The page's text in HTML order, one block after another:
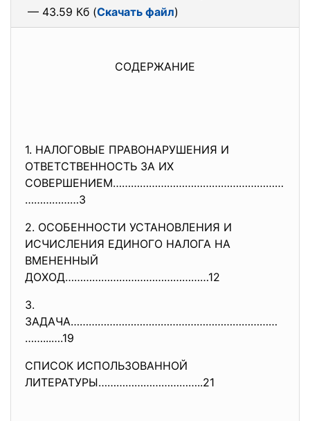
— 43.59 Кб (Скачать файл)
СОДЕРЖАНИЕ
1. НАЛОГОВЫЕ ПРАВОНАРУШЕНИЯ И
ОТВЕТСТВЕННОСТЬ ЗА ИХ
СОВЕРШЕНИЕМ…………………………………………………
………………3
2. ОСОБЕННОСТИ УСТАНОВЛЕНИЯ И
ИСЧИСЛЕНИЯ ЕДИНОГО НАЛОГА НА
ВМЕНЕННЫЙ
ДОХОД…………………………………………12
3.
ЗАДАЧА……………………………………………………………
……...….19
СПИСОК ИСПОЛЬЗОВАННОЙ
ЛИТЕРАТУРЫ……………………………..21